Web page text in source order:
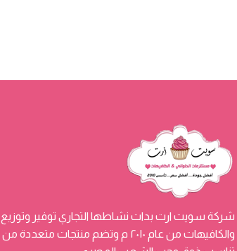
شركة سويت ارت بدات نشاطها التجاري توفير
والكافيهات من عام ٢٠١٠ م وتضم